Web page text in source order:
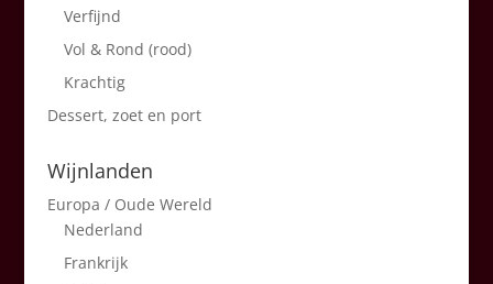
Verfijnd
Vol & Rond (rood)
Krachtig
Dessert, zoet en port
Wijnlanden
Europa / Oude Wereld
Nederland
Frankrijk